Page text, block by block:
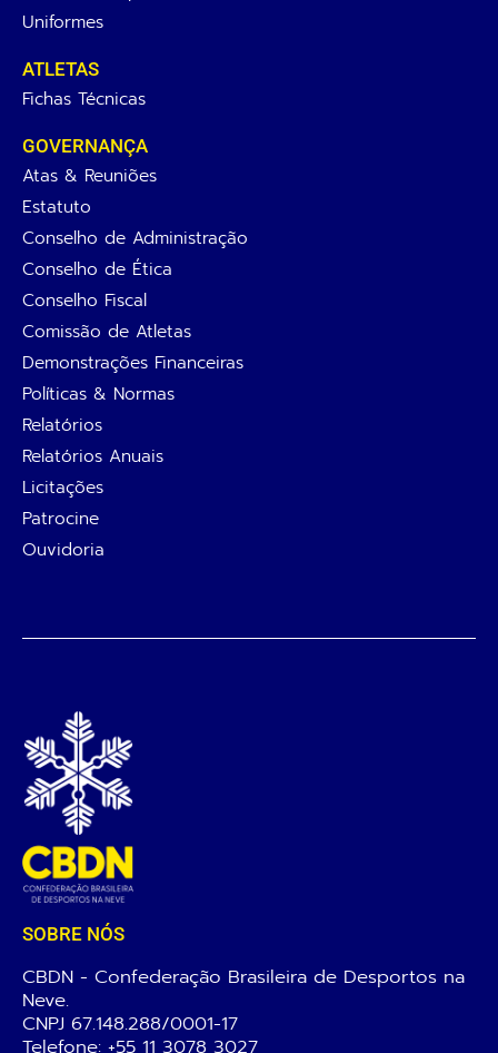
Uniformes
ATLETAS
Fichas Técnicas
GOVERNANÇA
Atas & Reuniões
Estatuto
Conselho de Administração
Conselho de Ética
Conselho Fiscal
Comissão de Atletas
Demonstrações Financeiras
Políticas & Normas
Relatórios
Relatórios Anuais
Licitações
Patrocine
Ouvidoria
SOBRE NÓS
CBDN - Confederação Brasileira de Desportos na
Neve.
CNPJ 67.148.288/0001-17
Telefone: +55 11 3078 3027